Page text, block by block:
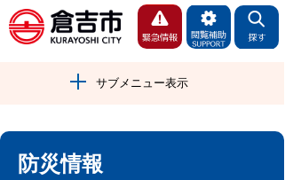
サブメニュー表示
防災情報